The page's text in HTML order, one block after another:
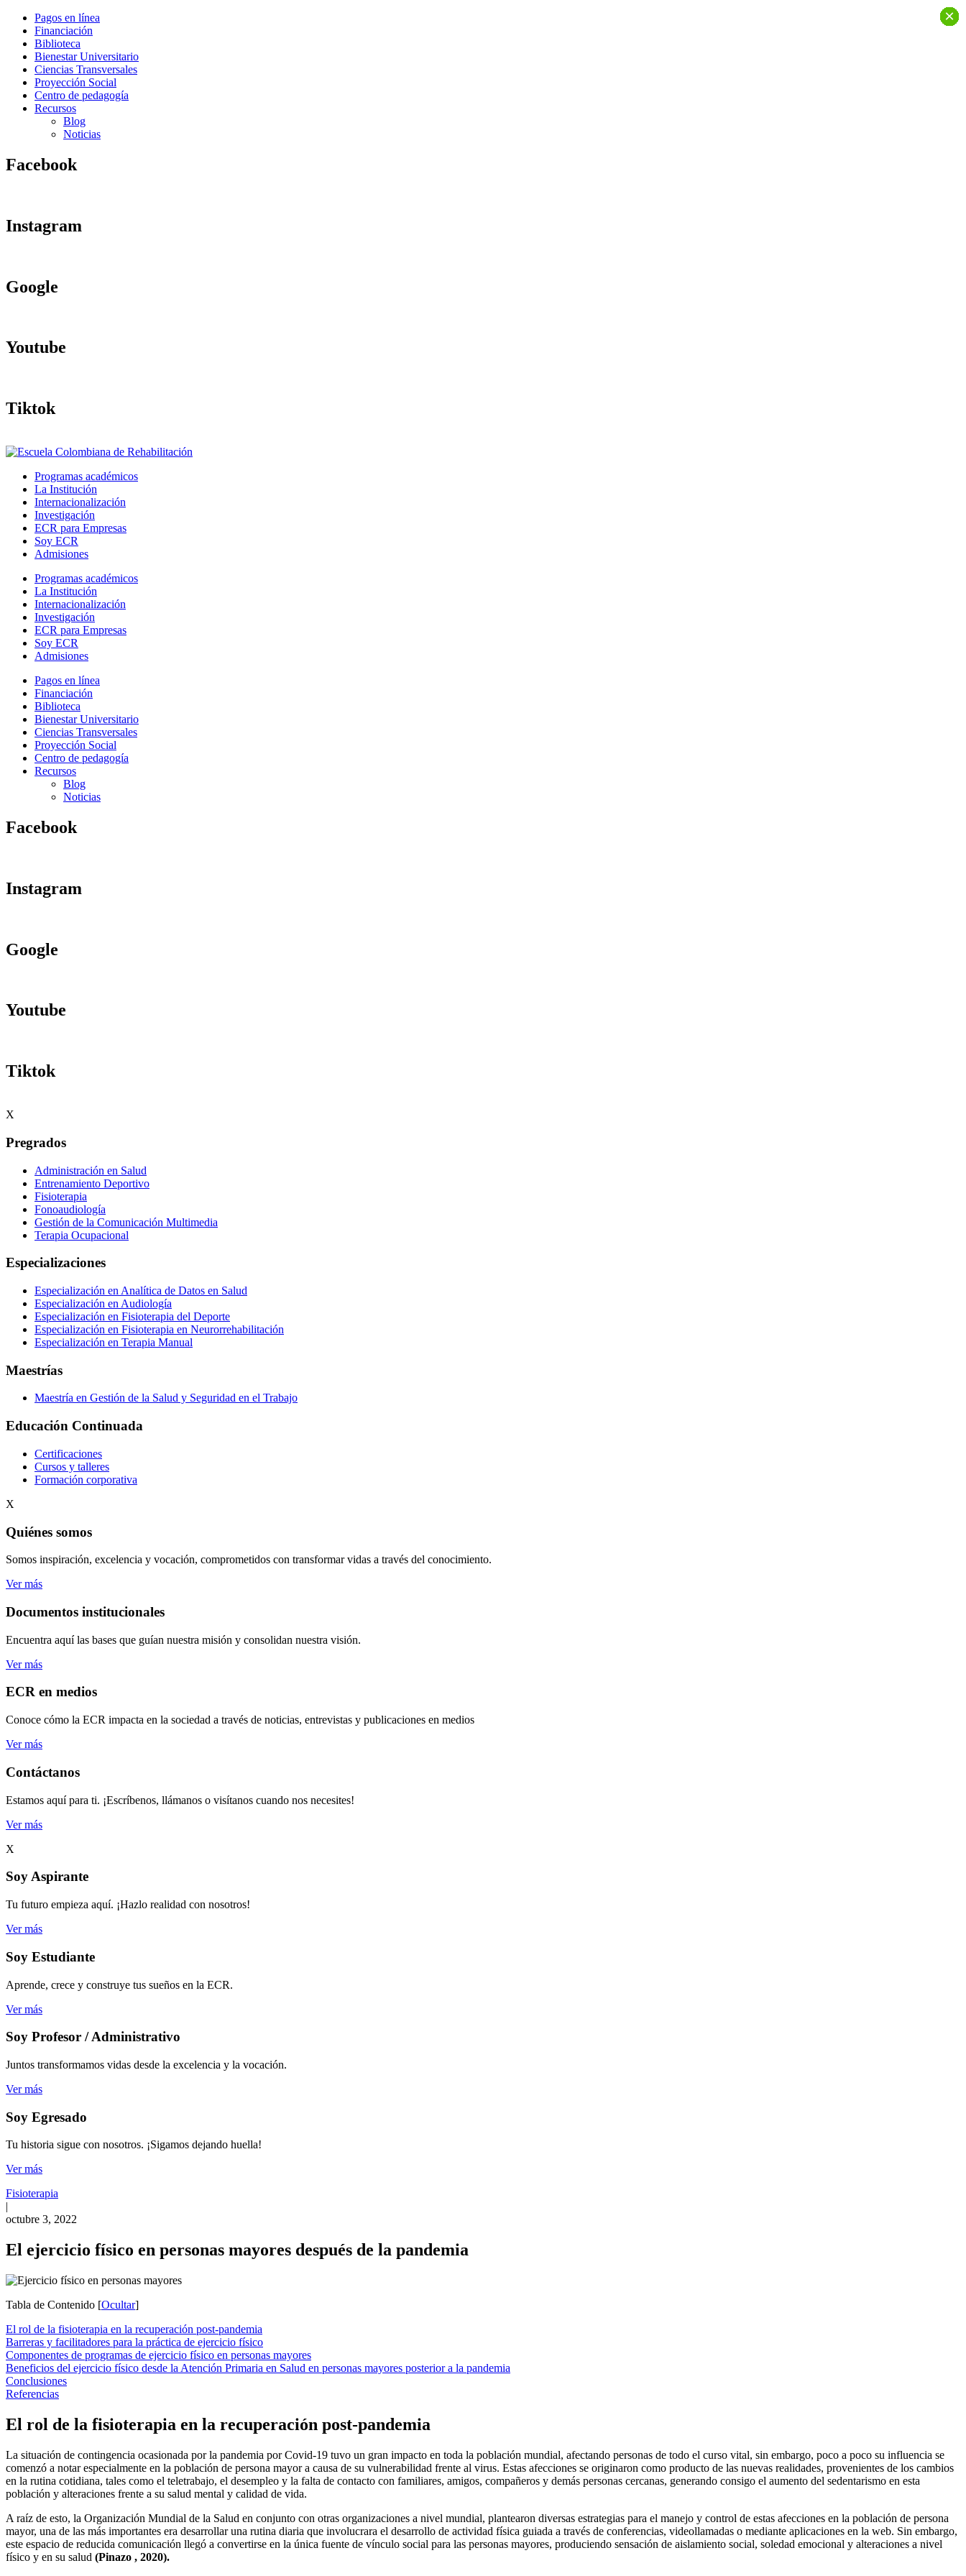
Pagos en línea
Financiación
Biblioteca
Bienestar Universitario
Ciencias Transversales
Proyección Social
Centro de pedagogía
Recursos
Blog
Noticias
Facebook
Instagram
Google
Youtube
Tiktok
Programas académicos
La Institución
Internacionalización
Investigación
ECR para Empresas
Soy ECR
Admisiones
Programas académicos
La Institución
Internacionalización
Investigación
ECR para Empresas
Soy ECR
Admisiones
Pagos en línea
Financiación
Biblioteca
Bienestar Universitario
Ciencias Transversales
Proyección Social
Centro de pedagogía
Recursos
Blog
Noticias
Facebook
Instagram
Google
Youtube
Tiktok
X
Pregrados
Administración en Salud
Entrenamiento Deportivo
Fisioterapia
Fonoaudiología
Gestión de la Comunicación Multimedia
Terapia Ocupacional
Especializaciones
Especialización en Analítica de Datos en Salud
Especialización en Audiología
Especialización en Fisioterapia del Deporte
Especialización en Fisioterapia en Neurorrehabilitación
Especialización en Terapia Manual
Maestrías
Maestría en Gestión de la Salud y Seguridad en el Trabajo
Educación Continuada
Certificaciones
Cursos y talleres
Formación corporativa
X
Quiénes somos
Somos inspiración, excelencia y vocación, comprometidos con transformar vidas a través del conocimiento.
Ver más
Documentos institucionales
Encuentra aquí las bases que guían nuestra misión y consolidan nuestra visión.
Ver más
ECR en medios
Conoce cómo la ECR impacta en la sociedad a través de noticias, entrevistas y publicaciones en medios
Ver más
Contáctanos
Estamos aquí para ti. ¡Escríbenos, llámanos o visítanos cuando nos necesites!
Ver más
X
Soy Aspirante
Tu futuro empieza aquí. ¡Hazlo realidad con nosotros!
Ver más
Soy Estudiante
Aprende, crece y construye tus sueños en la ECR.
Ver más
Soy Profesor / Administrativo
Juntos transformamos vidas desde la excelencia y la vocación.
Ver más
Soy Egresado
Tu historia sigue con nosotros. ¡Sigamos dejando huella!
Ver más
Fisioterapia
|
octubre 3, 2022
El ejercicio físico en personas mayores después de la pandemia
Tabla de Contenido [Ocultar]
El rol de la fisioterapia en la recuperación post-pandemia
Barreras y facilitadores para la práctica de ejercicio físico
Componentes de programas de ejercicio físico en personas mayores
Beneficios del ejercicio físico desde la Atención Primaria en Salud en personas mayores posterior a la pandemia
Conclusiones
Referencias
El rol de la fisioterapia en la recuperación post-pandemia
La situación de contingencia ocasionada por la pandemia por Covid-19 tuvo un gran impacto en toda la población mundial, afectando personas de todo el curso vital, sin embargo, poco a poco su influencia se
comenzó a notar especialmente en la población de persona mayor a causa de su vulnerabilidad frente al virus. Estas afecciones se originaron como producto de las nuevas realidades, provenientes de los cambios
en la rutina cotidiana, tales como el teletrabajo, el desempleo y la falta de contacto con familiares, amigos, compañeros y demás personas cercanas, generando consigo el aumento del sedentarismo en esta
población y alteraciones frente a su salud mental y calidad de vida.
A raíz de esto, la Organización Mundial de la Salud en conjunto con otras organizaciones a nivel mundial, plantearon diversas estrategias para el manejo y control de estas afecciones en la población de persona
mayor, una de las más importantes era desarrollar una rutina diaria que involucrara el desarrollo de actividad física guiada a través de conferencias, videollamadas o mediante aplicaciones en la web. Sin embargo,
este espacio de reducida comunicación llegó a convertirse en la única fuente de vínculo social para las personas mayores, produciendo sensación de aislamiento social, soledad emocional y alteraciones a nivel
físico y en su salud (Pinazo , 2020).
×
×
×
×
×
×
×
×
×
×
×
×
×
×
×
×
×
×
×
×
×